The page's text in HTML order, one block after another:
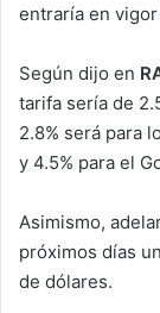
entraría en
Según dijo en
tarifa sería de
2.8% será para
y 4.5% para el
Asimismo,
próximos días
de dólares.